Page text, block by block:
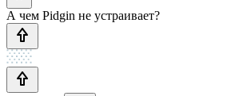
А чем Pidgin не устраивает?